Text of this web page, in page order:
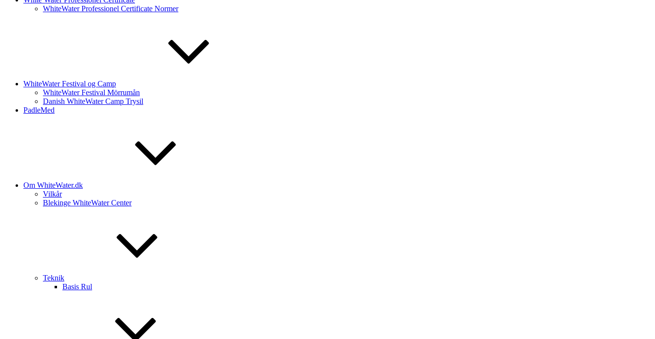
WhiteWater Professionel Certificate Normer
WhiteWater Festival og Camp
WhiteWater Festival Mörrumån
Danish WhiteWater Camp Trysil
PadleMed
Om WhiteWater.dk
Vilkår
Blekinge WhiteWater Center
Teknik
Basis Rul